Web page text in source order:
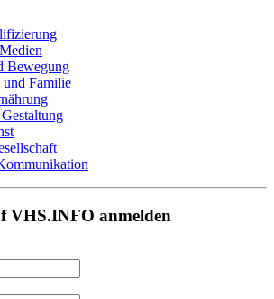
Bewegung
und Familie
VHS.INFO anmelden